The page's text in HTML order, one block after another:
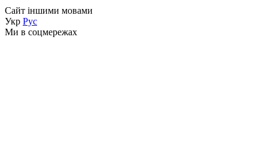
Сайт іншими мовами
Укр Рус
Ми в соцмережах